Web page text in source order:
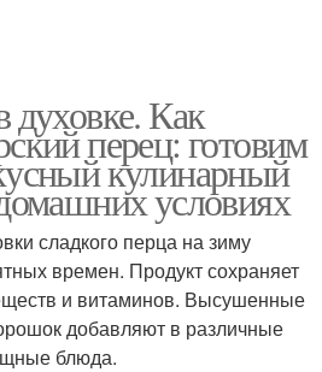
Как
перец: готовим
кулинарный
условиях
сладкого перца на зиму
времен. Продукт сохраняет
и витаминов. Высушенные
добавляют в различные
блюда.